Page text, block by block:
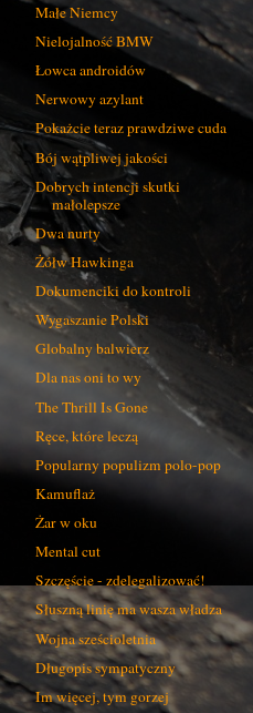
Małe Niemcy
Nielojalność BMW
Łowca androidów
Nerwowy azylant
Pokażcie teraz prawdziwe cuda
Bój wątpliwej jakości
Dobrych intencji skutki
małolepsze
Dwa nurty
Żółw Hawkinga
Dokumenciki do kontroli
Wygaszanie Polski
Globalny balwierz
Dla nas oni to wy
The Thrill Is Gone
Ręce, które leczą
Popularny populizm polo-pop
Kamuflaż
Żar w oku
Mental cut
Szczęście - zdelegalizować!
Słuszną linię ma wasza władza
Wojna sześcioletnia
Długopis sympatyczny
Im więcej, tym gorzej